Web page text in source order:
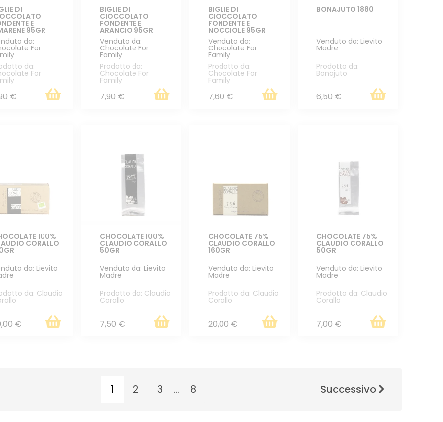
DI
E
95GR
da:
For
da:
For
€
BIGLIE DI
CIOCCOLATO
FONDENTE E
ARANCIO 95GR
Venduto da:
Chocolate For
Family
Prodotto da:
Chocolate For
Family
7,90 €
BIGLIE DI
CIOCCOLATO
FONDENTE E
NOCCIOLE 95GR
Venduto da:
Chocolate For
Family
Prodotto da:
Chocolate For
Family
7,60 €
BONAJUTO 1880
Venduto da: Lievito
Madre
Prodotto da:
Bonajuto
6,50 €
100%
CORALLO
da: Lievito
da: Claudio
€
CHOCOLATE 100%
CLAUDIO CORALLO
50GR
Venduto da: Lievito
Madre
Prodotto da: Claudio
Corallo
7,50 €
CHOCOLATE 75%
CLAUDIO CORALLO
160GR
Venduto da: Lievito
Madre
Prodotto da: Claudio
Corallo
20,00 €
CHOCOLATE 75%
CLAUDIO CORALLO
50GR
Venduto da: Lievito
Madre
Prodotto da: Claudio
Corallo
7,00 €
1 2 3 ... 8 Successivo